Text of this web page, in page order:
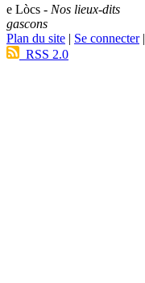
e Lòcs - Nos lieux-dits
gascons
Plan du site | Se connecter|
RSS 2.0